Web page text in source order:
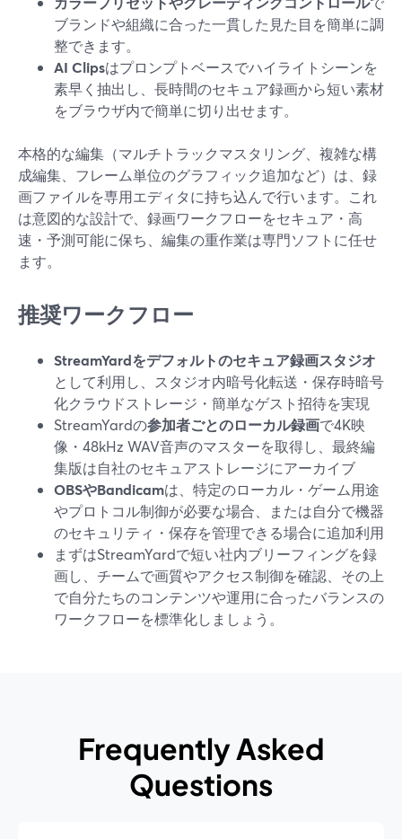
ブランドや組織に合った一貫した見た目を簡単に調
整できます。
AI Clipsはプロンプトベースでハイライトシーンを
素早く抽出し、長時間のセキュア録画から短い素材
をブラウザ内で簡単に切り出せます。
本格的な編集（マルチトラックマスタリング、複雑な構
成編集、フレーム単位のグラフィック追加など）は、録
画ファイルを専用エディタに持ち込んで行います。これ
は意図的な設計で、録画ワークフローをセキュア・高
速・予測可能に保ち、編集の重作業は専門ソフトに任せ
ます。
推奨ワークフロー
StreamYardをデフォルトのセキュア録画スタジオ
として利用し、スタジオ内暗号化転送・保存時暗号
化クラウドストレージ・簡単なゲスト招待を実現
StreamYardの参加者ごとのローカル録画で4K映
像・48kHz WAV音声のマスターを取得し、最終編
集版は自社のセキュアストレージにアーカイブ
OBSやBandicamは、特定のローカル・ゲーム用途
やプロトコル制御が必要な場合、または自分で機器
のセキュリティ・保存を管理できる場合に追加利用
まずはStreamYardで短い社内ブリーフィングを録
画し、チームで画質やアクセス制御を確認、その上
で自分たちのコンテンツや運用に合ったバランスの
ワークフローを標準化しましょう。
Frequently Asked
Questions